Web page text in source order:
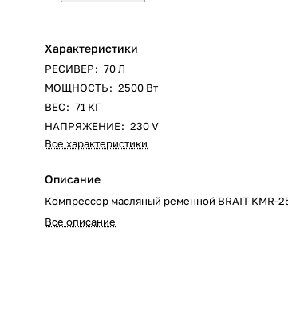
Характеристики
РЕСИВЕР: 70 Л
МОЩНОСТЬ: 2500 Вт
ВЕС: 71 КГ
НАПРЯЖЕНИЕ: 230 V
Все характеристики
Описание
Компрессор масляный ременной BRAIT КМR-
Все описание